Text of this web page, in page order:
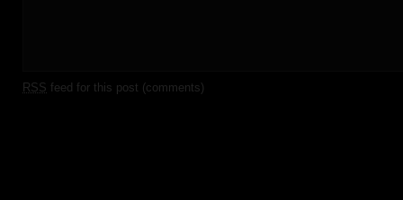
RSS feed for this post (comments)